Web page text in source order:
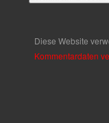
Diese Website
Kommentardaten